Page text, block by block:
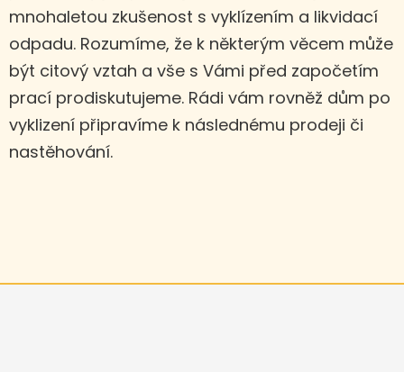
mnohaletou zkušenost s vyklízením a likvidací
odpadu. Rozumíme, že k některým věcem může
být citový vztah a vše s Vámi před započetím
prací prodiskutujeme. Rádi vám rovněž dům po
vyklizení připravíme k následnému prodeji či
nastěhování.